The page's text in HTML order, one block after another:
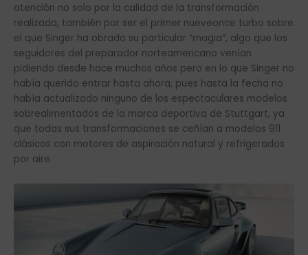
atención no solo por la calidad de la transformación
realizada, también por ser el primer nueveonce turbo sobre
el que Singer ha obrado su particular “magia”, algo que los
seguidores del preparador norteamericano venían
pidiendo desde hace muchos años pero en lo que Singer no
había querido entrar hasta ahora, pues hasta la fecha no
había actualizado ninguno de los espectaculares modelos
sobrealimentados de la marca deportiva de Stuttgart, ya
que todas sus transformaciones se ceñían a modelos 911
clásicos con motores de aspiración natural y refrigerados
por aire.